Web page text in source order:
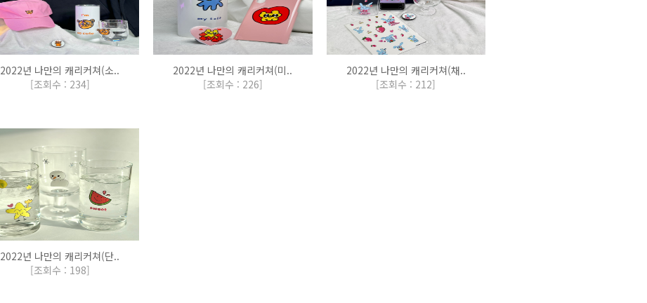
2022년 나만의 캐리커쳐(소..
[조회수 : 234]
2022년 나만의 캐리커쳐(미..
[조회수 : 226]
2022년 나만의 캐리커쳐(채..
[조회수 : 212]
2022년 나만의 캐리커쳐(단..
[조회수 : 198]